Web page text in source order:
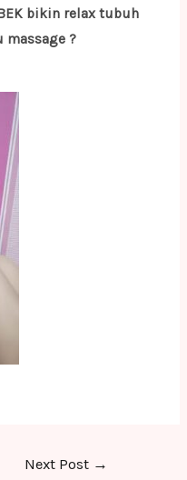
bikin relax tubuh
massage ?
Next Post →